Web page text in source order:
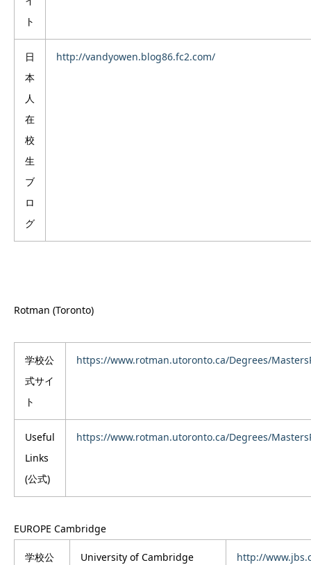
ト
日
本
人
在
校
生
ブ
ロ
グ
http://vandyowen.blog86.fc2.com/
Rotman (Toronto)
学校公
式サイ
ト
https://www.rotman.utoronto.ca/Degrees/
Useful
Links
(公式)
https://www.rotman.utoronto.ca/Degrees/
EUROPE Cambridge
学校公
University of Cambridge
http://